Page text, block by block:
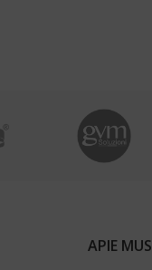
APIE MUS